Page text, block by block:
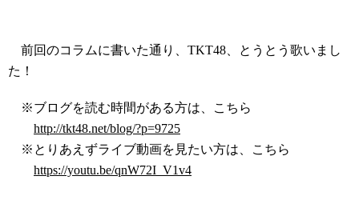
前回のコラムに書いた通り、TKT48、とうとう歌いまし
た！
※ブログを読む時間がある方は、こちら
http://tkt48.net/blog/?p=9725
※とりあえずライブ動画を見たい方は、こちら
https://youtu.be/qnW72I_V1v4